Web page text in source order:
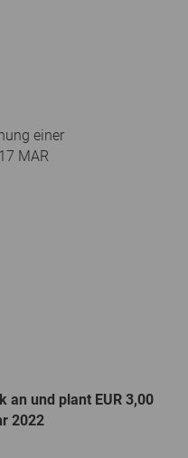
einer
MAR
an und plant EUR 3,00
2022